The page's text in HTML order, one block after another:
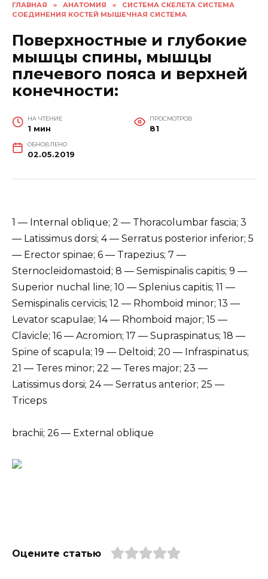
ГЛАВНАЯ » АНАТОМИЯ »
СИСТЕМА СКЕЛЕТА СИСТЕМА
СОЕДИНЕНИЯ КОСТЕЙ МЫШЕЧНАЯ СИСТЕМА
Поверхностные и глубокие
мышцы спины, мышцы
плечевого пояса и верхней
конечности:
НА ЧТЕНИЕ
1 мин
ПРОСМОТРОВ
81
ОБНОВЛЕНО
02.05.2019
1 — Internal oblique; 2 — Thoracolumbar fascia; 3
— Latissimus dorsi; 4 — Serratus posterior inferior; 5
— Erector spinae; 6 — Trapezius; 7 —
Sternocleidomastoid; 8 — Semispinalis capitis; 9 —
Superior nuchal line; 10 — Splenius capitis; 11 —
Semispinalis cervicis; 12 — Rhomboid minor; 13 —
Levator scapulae; 14 — Rhomboid major; 15 —
Clavicle; 16 — Acromion; 17 — Supraspinatus; 18 —
Spine of scapula; 19 — Deltoid; 20 — Infraspinatus;
21 — Teres minor; 22 — Teres major; 23 —
Latissimus dorsi; 24 — Serratus anterior; 25 —
Triceps
brachii; 26 — External oblique
Оцените статью